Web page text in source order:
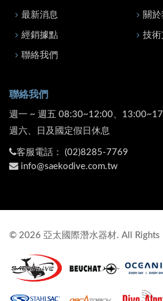
最新消息 關於
經銷據點 技術
聯絡我們
聯絡我們
週一 ~ 週五 08:30~12:00、
週六、日及國定假日休息
客服電話： (02)8285-7769
info@saekodive.com.tw
© 2026 亞太國際潛水器材. All Rights